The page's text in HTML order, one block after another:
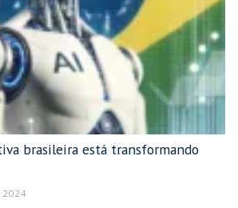
brasileira está transformando
2024